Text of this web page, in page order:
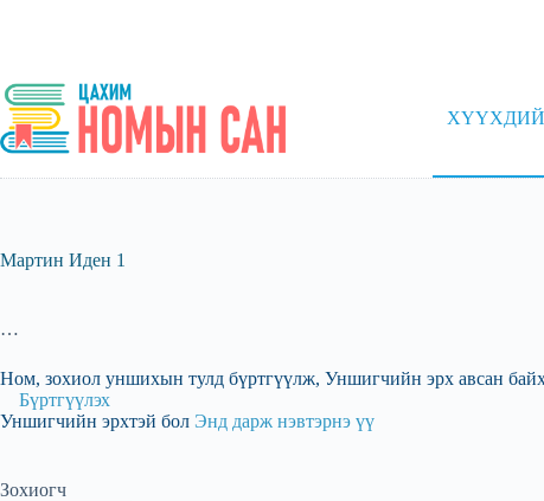
Мартин Иден 1
…
Ном, зохиол уншихын тулд бүртгүүлж, Уншигчийн эрх авсан
Бүртгүүлэх
Уншигчийн эрхтэй бол Энд дарж нэвтэрнэ үү
Зохиогч